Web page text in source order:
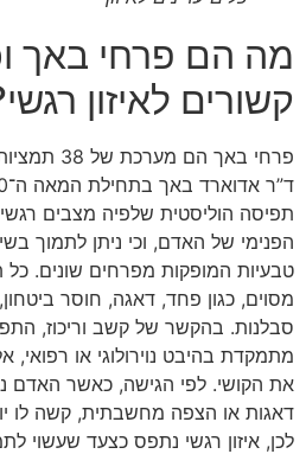
מה הם פרחי באך
קשורים לאיזון
פרחי באך
תפיסה הוליסטית שלפיה מצבים
הפנימי של האדם, וכי ניתן לתמוך
טבעיות המופקות מפרחים שונים.
מסוים, כגון פחד, דאגה, חוסר
סבלנות. בהקשר של קשב וריכוז,
מתמקדת בהיבט נוירולוגי או
את הקושי. לפי הגישה, כאשר
דאגות או הצפה מחשבתית, קשה לו
לכן, איזון רגשי נתפס כצעד שעשוי